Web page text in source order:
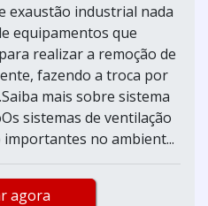
exaustão industrial nada
equipamentos que
realizar a remoção de
fazendo a troca por
mais sobre sistema
sistemas de ventilação
no ambient...
agora